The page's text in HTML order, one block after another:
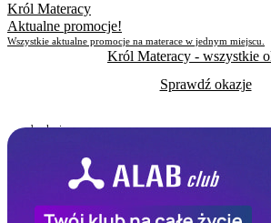
Król Materacy
Aktualne promocje!
Wszystkie aktualne promocje na materace w jednym miejscu.
Król Materacy - wszystkie
Sprawdź okazje
Do odwołania